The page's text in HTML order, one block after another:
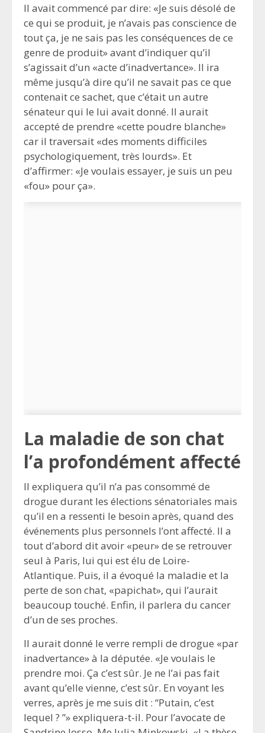
Il avait commencé par dire: «Je suis désolé de
ce qui se produit, je n’avais pas conscience de
tout ça, je ne sais pas les conséquences de ce
genre de produit» avant d’indiquer qu’il
s’agissait d’un «acte d’inadvertance». Il ira
même jusqu’à dire qu’il ne savait pas ce que
contenait ce sachet, que c’était un autre
sénateur qui le lui avait donné. Il aurait
accepté de prendre «cette poudre blanche»
car il traversait «des moments difficiles
psychologiquement, très lourds». Et
d’affirmer: «Je voulais essayer, je suis un peu
«fou» pour ça».
La maladie de son chat
l’a profondément affecté
Il expliquera qu’il n’a pas consommé de
drogue durant les élections sénatoriales mais
qu’il en a ressenti le besoin après, quand des
événements plus personnels l’ont affecté. Il a
tout d’abord dit avoir «peur» de se retrouver
seul à Paris, lui qui est élu de Loire-
Atlantique. Puis, il a évoqué la maladie et la
perte de son chat, «papichat», qui l’aurait
beaucoup touché. Enfin, il parlera du cancer
d’un de ses proches.
Il aurait donné le verre rempli de drogue «par
inadvertance» à la députée. «Je voulais le
prendre moi. Ça c’est sûr. Je ne l’ai pas fait
avant qu’elle vienne, c’est sûr. En voyant les
verres, après je me suis dit : “Putain, c’est
lequel ? ”» expliquera-t-il. Pour l’avocate de